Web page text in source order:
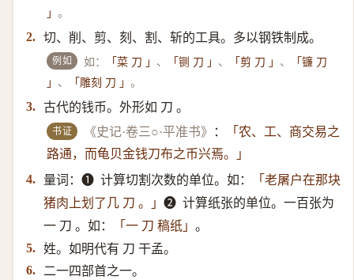
」 。
2. 切、削、剪、刻、割、斩的工具。多以钢铁制成。
例如 如： 「菜 刀 」 、 「铡 刀 」 、 「剪 刀 」 、
「镰 刀
」 、 「雕刻 刀 」 。
3. 古代的钱币。外形如 刀 。
书证 《史记·卷三○·平准书》 ：
「农、工、商交易之
路通，而龟贝金钱刀布之币兴焉。」
4.
量词：➊ ​ 计算切割次数的单位。如：
「老屠户在那块
猪肉上划了几 刀 。」 ➋ ​ 计算纸张的单位。一百张为
一 刀 。如：
「一 刀 稿纸」 。
5. 姓。如明代有 刀 干孟。
6. 二一四部首之一。